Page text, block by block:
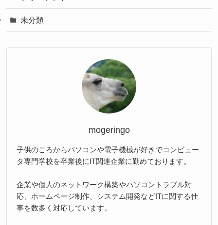
未分類
mogeringo
子供のころからパソコンや電子機械が好きでコンピュー
タ専門学校を卒業後にIT関連企業に勤めております。
企業や個人のネットワーク構築やパソコントラブル対
応、ホームページ制作、システム開発などITに関する仕
事を数多く対応しています。